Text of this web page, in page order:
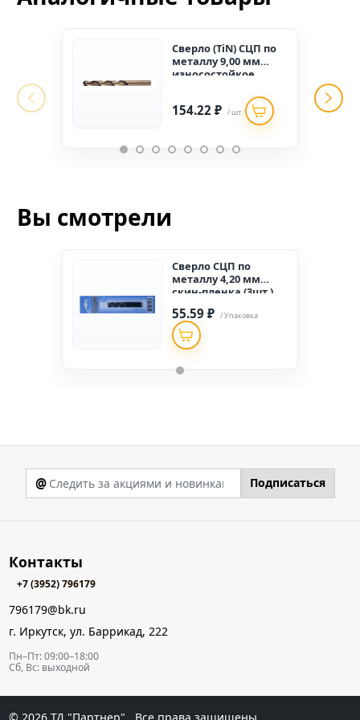
Сверло (TiN) СЦП по
металлу 9,00 мм
износостойкое
154.22 ₽ / шт.
Вы смотрели
Сверло СЦП по
металлу 4,20 мм
скин-пленка (3шт.)
55.59 ₽ / Упаковка
@ Подписаться
Контакты
+7 (3952) 796179
796179@bk.ru
г. Иркутск, ул. Баррикад, 222
Пн–Пт: 09:00–18:00
Сб, Вс: выходной